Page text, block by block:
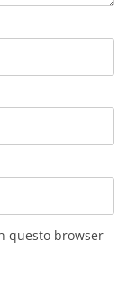
questo browser